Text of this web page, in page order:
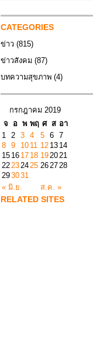
CATEGORIES
ข่าว (815)
ข่าวสังคม (87)
บทความสุขภาพ (4)
กรกฎาคม 2019
จ
อ พ พฤ ศ ส อา
« มิ.ย. ส.ค. »
1 2 3 4 5 6 7
8 9 10 11 12 13 14
15 16 17 18 192021
22232425 262728
293031
RELATED SITES